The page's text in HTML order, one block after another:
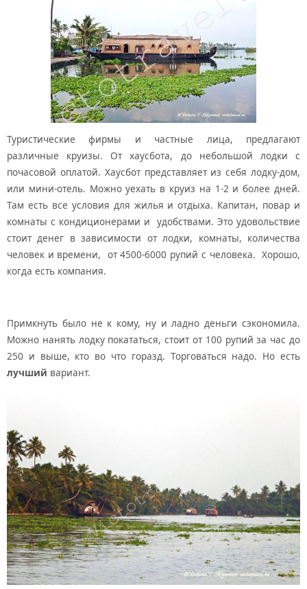
Туристические фирмы и частные лица, предлагают
различные круизы. От хаусбота, до небольшой лодки с
почасовой оплатой. Хаусбот представляет из себя лодку-дом,
или мини-отель. Можно уехать в круиз на 1-2 и более дней.
Там есть все условия для жилья и отдыха. Капитан, повар и
комнаты с кондиционерами и удобствами. Это удовольствие
стоит денег в зависимости от лодки, комнаты, количества
человек и времени, от 4500-6000 рупий с человека. Хорошо,
когда есть компания.
Примкнуть было не к кому, ну и ладно деньги сэкономила.
Можно нанять лодку покататься, стоит от 100 рупий за час до
250 и выше, кто во что горазд. Торговаться надо. Но есть
лучший вариант.